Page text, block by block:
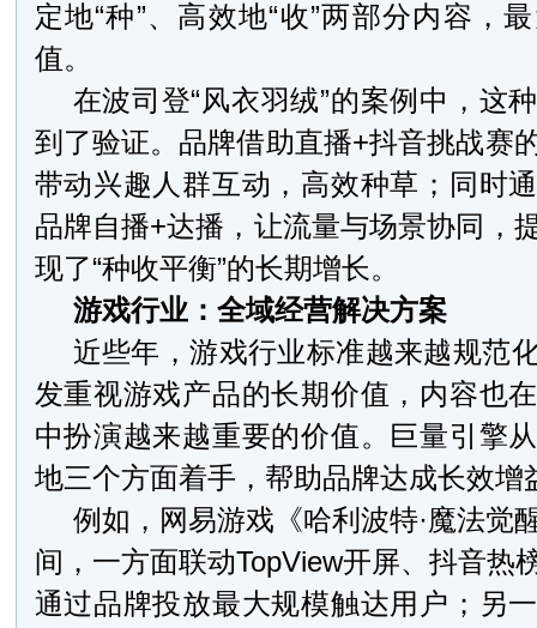
定地“种”、高效地“收”两部分内容，
值。
在波司登“风衣羽绒”的案例中，这
到了验证。品牌借助直播+抖音挑战赛
带动兴趣人群互动，高效种草；同时
品牌自播+达播，让流量与场景协同，
现了“种收平衡”的长期增长。
游戏行业：全域经营解决方案
近些年，游戏行业标准越来越规范
发重视游戏产品的长期价值，内容也
中扮演越来越重要的价值。巨量引擎
地三个方面着手，帮助品牌达成长效增
例如，网易游戏《哈利波特·魔法觉
间，一方面联动TopView开屏、抖音热
通过品牌投放最大规模触达用户；另